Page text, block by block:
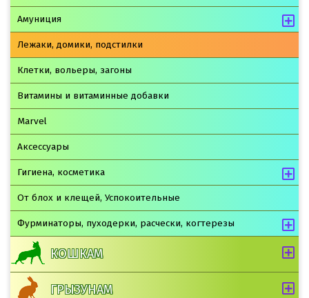
Амуниция
Лежаки, домики, подстилки
Клетки, вольеры, загоны
Витамины и витаминные добавки
Marvel
Аксессуары
Гигиена, косметика
От блох и клещей, Успокоительные
Фурминаторы, пуходерки, расчески, когтерезы
КОШКАМ
ГРЫЗУНАМ